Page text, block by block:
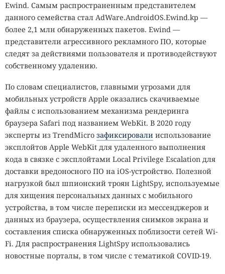
Ewind. Самым распространенным представителем
данного семейства стал AdWare.AndroidOS.Ewind.kp —
более 2,1 млн обнаруженных пакетов. Ewind —
представители агрессивного рекламного ПО, которые
следят за действиями пользователя и противодействуют
собственному удалению.
По словам специалистов, главными угрозами для
мобильных устройств Apple оказались скачиваемые
файлы с использованием механизма рендеринга
браузера Safari под названием WebKit. В 2020 году
эксперты из TrendMicro зафиксировали использование
эксплойтов Apple WebKit для удаленного выполнения
кода в связке с эксплойтами Local Privilege Escalation для
доставки вредоносного ПО на iOS-устройство. Полезной
нагрузкой был шпионский троян LightSpy, используемые
для хищения персональных данных с мобильного
устройства, в том числе переписки из мессенджеров и
данных из браузера, осуществления снимков экрана и
составления списка обнаруженных поблизости сетей Wi-
Fi. Для распространения LightSpy использовались
новостные порталы, в том числе с тематикой COVID-19.